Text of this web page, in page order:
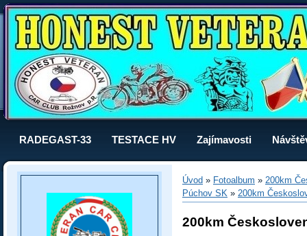
RADEGAST-33 TESTACE HV Zajímavosti
Úvod » Fotoalbum » 200km
Púchov SK » 200km
200km